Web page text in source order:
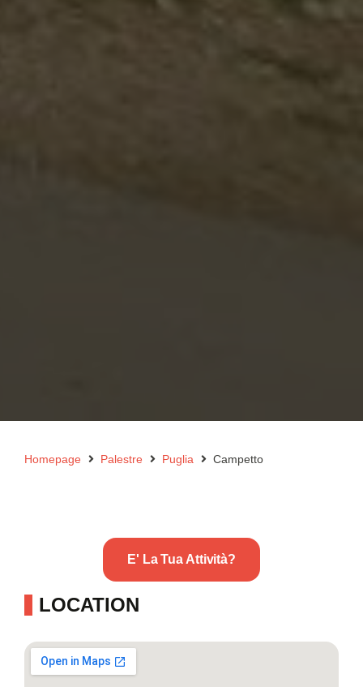
Homepage Palestre Puglia Campetto
E' La Tua Attività?
LOCATION